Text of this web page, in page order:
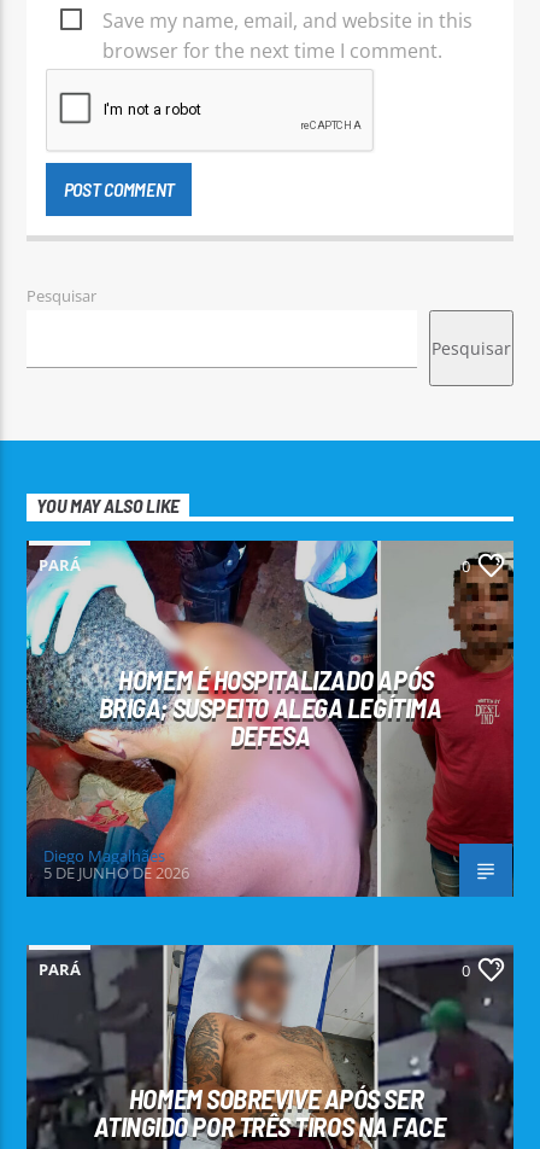
Save my name, email, and website in this
browser for the next time I comment.
Pesquisar
Pesquisar
YOU MAY ALSO LIKE
PARÁ 0
HOMEM É HOSPITALIZADO APÓS
BRIGA; SUSPEITO ALEGA LEGÍTIMA
DEFESA
Diego Magalhães
5 DE JUNHO DE 2026
PARÁ 0
HOMEM SOBREVIVE APÓS SER
ATINGIDO POR TRÊS TIROS NA FACE